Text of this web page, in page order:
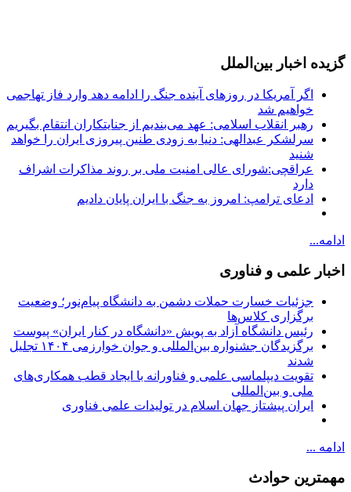
گزیده اخبار بین‌الملل
اگر آمریکا در روزهای آینده جنگ را ادامه دهد وارد فاز تهاجمی
خواهیم شد
رهبر انقلاب اسلامی: عهد می‌بندیم از جنایتکاران انتقام بگیریم
سرلشکر عبدالهی: دنیا به زودی طنین پیروزی ایران را خواهد
شنید
عراقچی:شورای عالی امنیت ملی بر روند مذاکرات اشراف
دارد
ادعای ترامپ: امروز به جنگ با ایران پایان دادیم
ادامه...
اخبار علمی و فناوری
جزئیات خسارت حملات دشمن به دانشگاه پیام‌نور؛ وضعیت
برگزاری کلاس‌ها
رئیس دانشگاه آزاد به پویش «دانشگاه در کنار ایران» پیوست
برگزیدگان جشنواره بین‌المللی و جوان خوارزمی ۱۴۰۴ تجلیل
شدند
تقویت دیپلماسی علمی و فناورانه با ایجاد قطب همکاری‌های
ملی و بین‌المللی
ایران پیشتاز جهان اسلام در تولیدات علمی فناوری
ادامه ...
مهمترین حوادث